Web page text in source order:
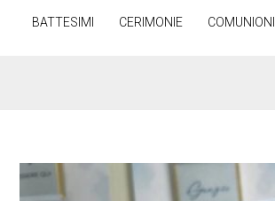
BATTESIMI CERIMONIE COMUNIONI